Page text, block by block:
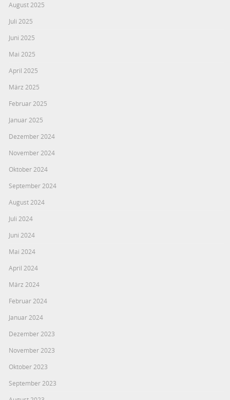
August 2025
Juli 2025
Juni 2025
Mai 2025
April 2025
März 2025
Februar 2025
Januar 2025
Dezember 2024
November 2024
Oktober 2024
September 2024
August 2024
Juli 2024
Juni 2024
Mai 2024
April 2024
März 2024
Februar 2024
Januar 2024
Dezember 2023
November 2023
Oktober 2023
September 2023